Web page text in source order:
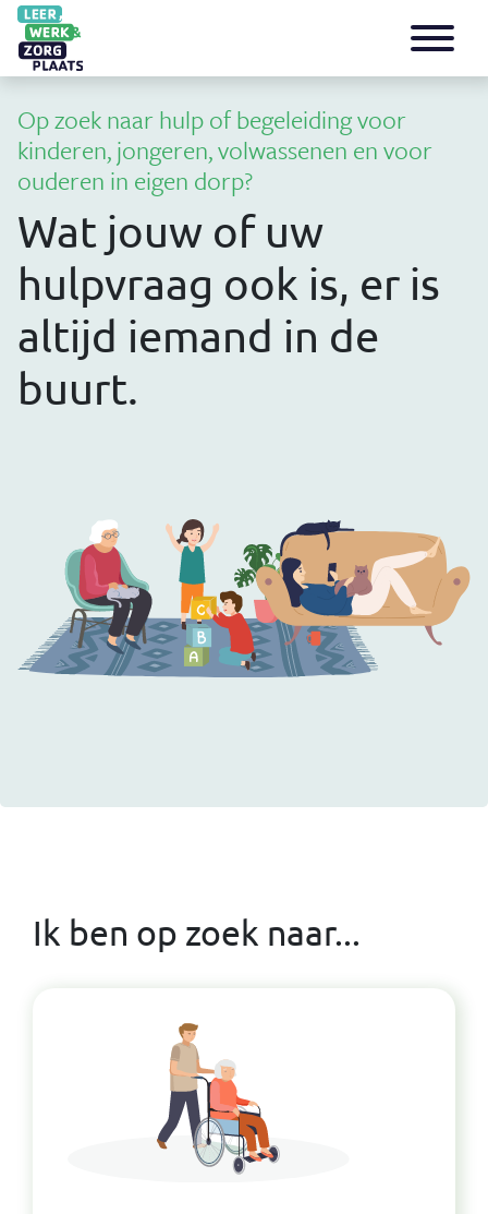
Op zoek naar hulp of begeleiding voor
kinderen, jongeren, volwassenen en voor
ouderen in eigen dorp?
Wat jouw of uw
hulpvraag ook is, er is
altijd iemand in de
buurt.
Ik ben op zoek naar...